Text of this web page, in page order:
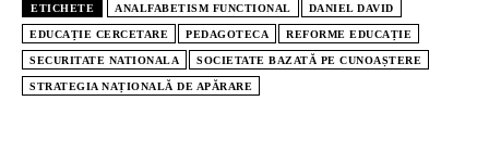
ETICHETE ANALFABETISM FUNCTIONAL DANIEL DAVID
EDUCAȚIE CERCETARE PEDAGOTECA REFORME EDUCAȚIE
SECURITATE NATIONALA SOCIETATE BAZATĂ PE CUNOAȘTERE
STRATEGIA NAȚIONALĂ DE APĂRARE